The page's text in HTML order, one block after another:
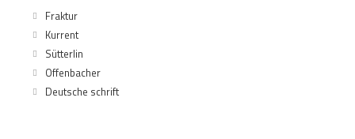
Fraktur
Kurrent
Sütterlin
Offenbacher
Deutsche schrift